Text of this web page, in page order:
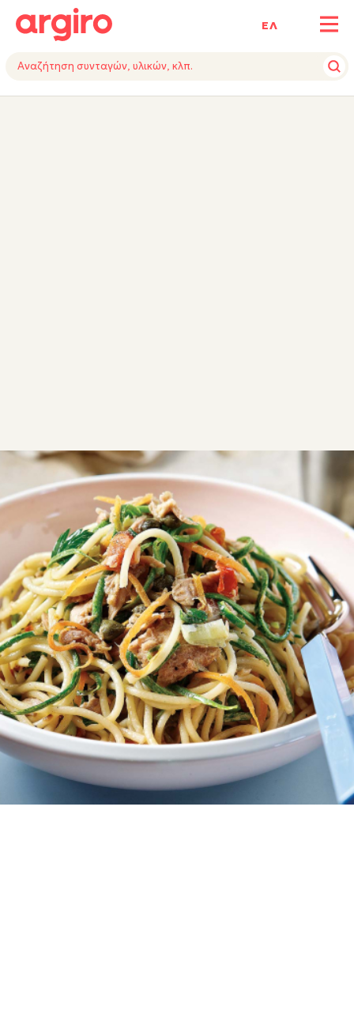
ΕΛ
ΥΛΙΚΑΕΚΤΕΛΕΣΗΕΞΟΠΛΙΣΜΟΣ
ΣΥΝΤΑΓΕΣ ΑΛΜΥΡΑ ΖΥΜΑΡΙΚΑ
Μακαρόνια με τόνο κονσέρβα
Μακαρόνια με τόνο κονσέρβα – ένα γρήγορο,
οικονομικό φαγητό με ντομάτα, κρεμμύδι και κάπαρη.
Εύκολη 0:20
4 μερίδες 5 λεπτά 15 λεπτά